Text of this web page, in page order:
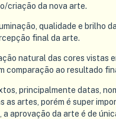
criação da nova arte.
qualidade e brilho
final da arte.
natural das cores vistas
comparação ao resultado
principalmente datas,
as artes, porém é super
a aprovação da arte é de